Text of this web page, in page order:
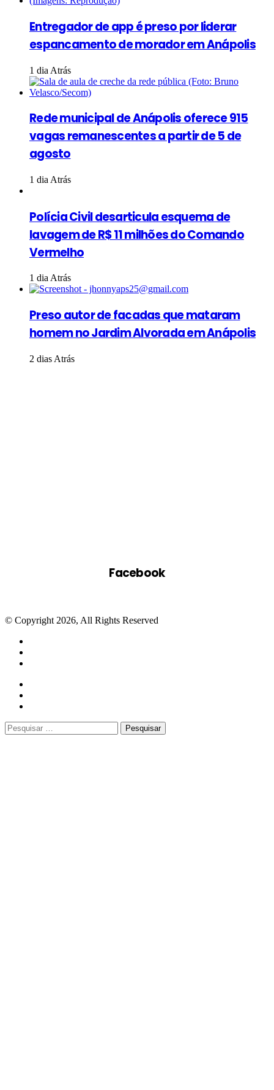
Entregador de app é preso por liderar
espancamento de morador em Anápolis
1 dia Atrás
Rede municipal de Anápolis oferece 915
vagas remanescentes a partir de 5 de
agosto
1 dia Atrás
Polícia Civil desarticula esquema de
lavagem de R$ 11 milhões do Comando
Vermelho
1 dia Atrás
Preso autor de facadas que mataram
homem no Jardim Alvorada em Anápolis
2 dias Atrás
Facebook
© Copyright 2026, All Rights Reserved
Facebook
Twitter
WhatsApp
Telegram
Close
Pesquisar
por: